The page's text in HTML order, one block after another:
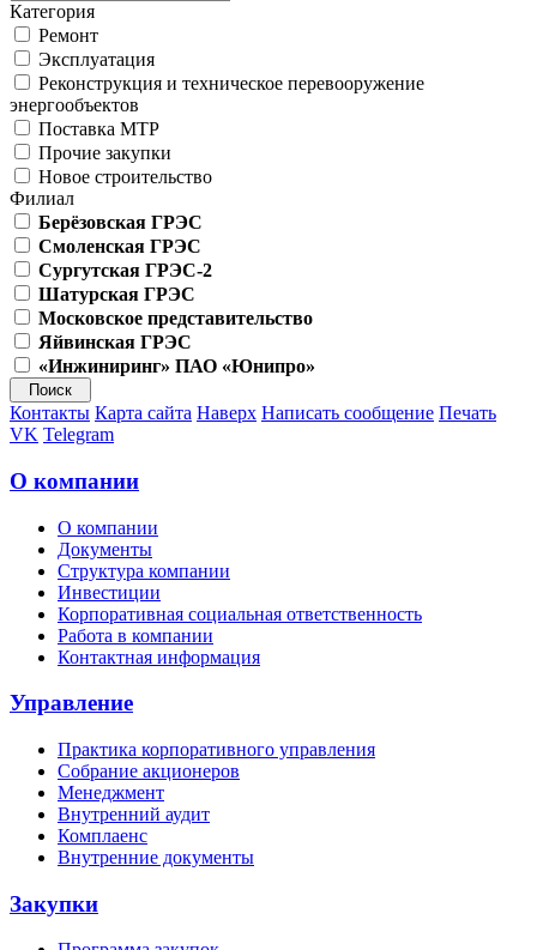
Категория
Ремонт
Эксплуатация
Реконструкция и техническое перевооружение
энергообъектов
Поставка МТР
Прочие закупки
Новое строительство
Филиал
Берёзовская ГРЭС
Смоленская ГРЭС
Сургутская ГРЭС-2
Шатурская ГРЭС
Московское представительство
Яйвинская ГРЭС
«Инжиниринг» ПАО «Юнипро»
Контакты Карта сайта Наверх Написать сообщение Печать
VK Telegram
О компании
О компании
Документы
Структура компании
Инвестиции
Корпоративная социальная ответственность
Работа в компании
Контактная информация
Управление
Практика корпоративного управления
Собрание акционеров
Менеджмент
Внутренний аудит
Комплаенс
Внутренние документы
Закупки